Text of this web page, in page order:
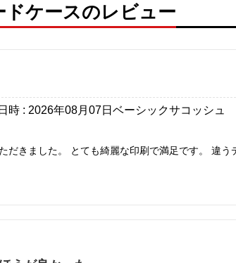
ケースのレビュー
時 : 2026年08月07日 ベーシックサコッシュ
だきました。 とても綺麗な印刷で満足です。 違う